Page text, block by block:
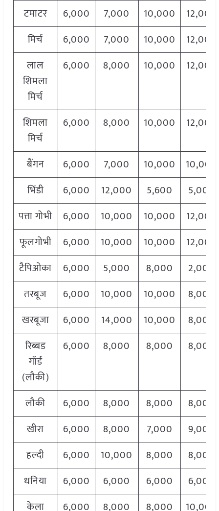
टमाटर 6,000 7,000 10,000
12,000
मिर्च
6,000 7,000 10,000
12,000
लाल
शिमला
मिर्च
6,000 8,000 10,000 12,000
शिमला
मिर्च
6,000 8,000 10,000 12,000
बैंगन 6,000 7,000 10,000
10,000
भिंडी
6,000 12,000 5,600
5,000
पत्ता गोभी
6,000 10,000 10,000
12,000
फूलगोभी
6,000 10,000 10,000
12,000
टैपिओका
6,000 5,000 8,000
2,000
तरबूज
6,000 10,000 10,000
8,000
खरबूजा
6,000 14,000 10,000
8,000
रिब्बड
गॉर्ड
(लौकी)
6,000 8,000 8,000 8,000
लौकी 6,000 8,000 8,000
8,000
खीरा
6,000 8,000 7,000
9,000
हल्दी
6,000 10,000 8,000
8,000
धनिया
6,000 6,000 6,000
6,000
केला
6,000 8,000 8,000 10,000